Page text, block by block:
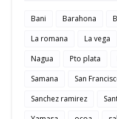
Bani Barahona
La romana
La vega
Nagua
Pto plata
Samana
San
Sanchez ramirez